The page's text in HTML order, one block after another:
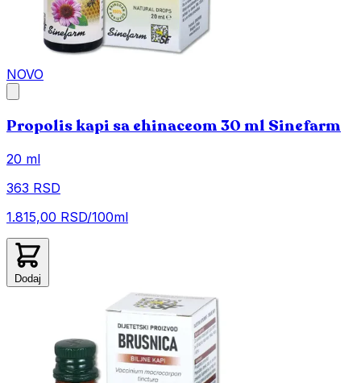
NOVO
Propolis kapi sa ehinaceom 30 ml Sinefarm
20 ml
363 RSD
1.815,00 RSD/100ml
Dodaj